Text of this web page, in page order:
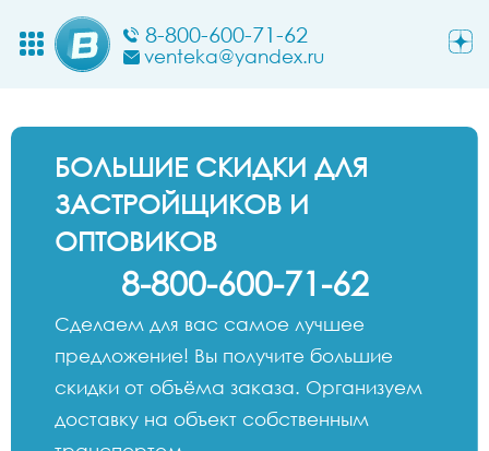
8-800-600-71-62
venteka@yandex.ru
БОЛЬШИЕ СКИДКИ ДЛЯ
ЗАСТРОЙЩИКОВ И
ОПТОВИКОВ
8-800-600-71-62
Сделаем для вас самое лучшее
предложение! Вы получите большие
скидки от объёма заказа. Организуем
доставку на объект собственным